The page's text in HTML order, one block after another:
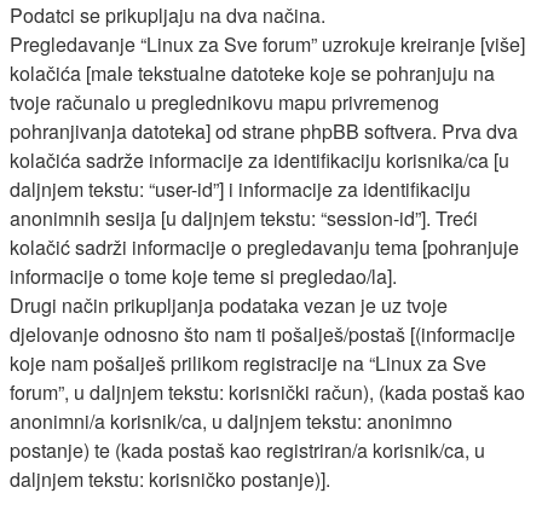
Podatci se prikupljaju na dva načina.
Pregledavanje “Linux za Sve forum” uzrokuje kreiranje [više]
kolačića [male tekstualne datoteke koje se pohranjuju na
tvoje računalo u preglednikovu mapu privremenog
pohranjivanja datoteka] od strane phpBB softvera. Prva dva
kolačića sadrže informacije za identifikaciju korisnika/ca [u
daljnjem tekstu: “user-id”] i informacije za identifikaciju
anonimnih sesija [u daljnjem tekstu: “session-id”]. Treći
kolačić sadrži informacije o pregledavanju tema [pohranjuje
informacije o tome koje teme si pregledao/la].
Drugi način prikupljanja podataka vezan je uz tvoje
djelovanje odnosno što nam ti pošalješ/postaš [(informacije
koje nam pošalješ prilikom registracije na “Linux za Sve
forum”, u daljnjem tekstu: korisnički račun), (kada postaš kao
anonimni/a korisnik/ca, u daljnjem tekstu: anonimno
postanje) te (kada postaš kao registriran/a korisnik/ca, u
daljnjem tekstu: korisničko postanje)].